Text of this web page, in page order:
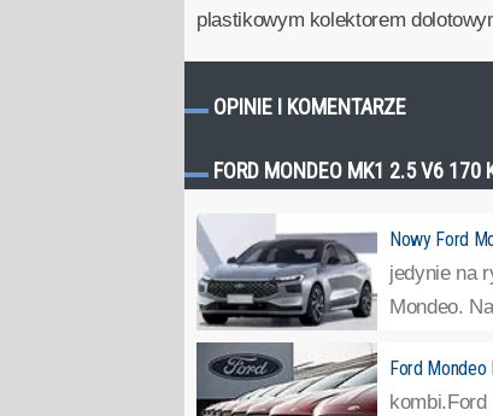
plastikowym kolektorem
OPINIE I KOMENTARZE
FORD MONDEO MK1 2.5 V6 170
Nowy Ford
jedynie na
Mondeo.
Ford